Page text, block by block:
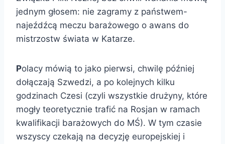
jednym głosem: nie zagramy z państwem-
najeźdźcą meczu barażowego o awans do
mistrzostw świata w Katarze.
Polacy mówią to jako pierwsi, chwilę później
dołączają Szwedzi, a po kolejnych kilku
godzinach Czesi (czyli wszystkie drużyny, które
mogły teoretycznie trafić na Rosjan w ramach
kwalifikacji barażowych do MŚ). W tym czasie
wszyscy czekają na decyzję europejskiej i